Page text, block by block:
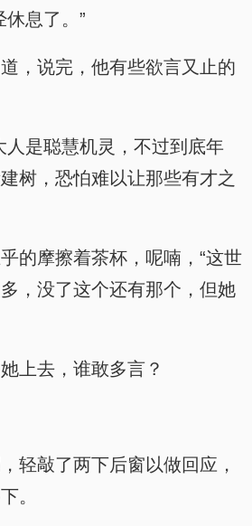
休息了。”
，说完，他有些欲言又止的
人是聪慧机灵，不过到底年
树，恐怕难以让那些有才之
的摩擦着茶杯，呢喃，“这世
，没了这个还有那个，但她
上去，谁敢多言？
轻敲了两下后窗以做回应，
。